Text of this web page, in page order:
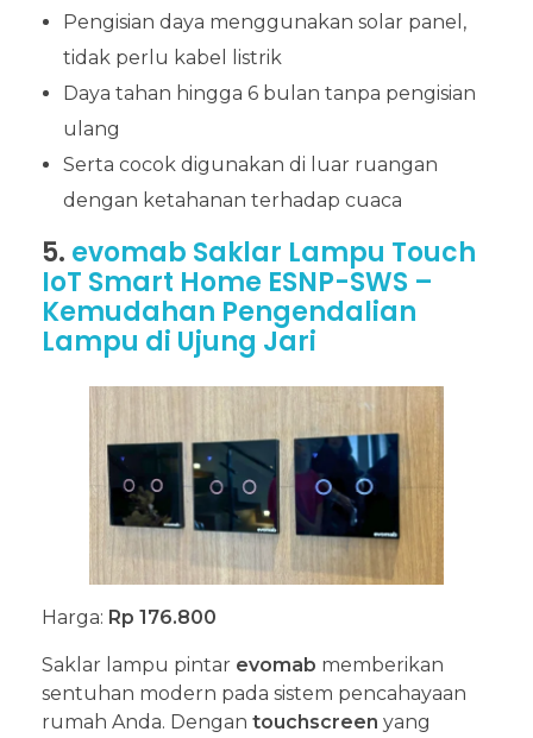
Pengisian daya menggunakan solar panel,
tidak perlu kabel listrik
Daya tahan hingga 6 bulan tanpa pengisian
ulang
Serta cocok digunakan di luar ruangan
dengan ketahanan terhadap cuaca
5. evomab Saklar Lampu Touch
IoT Smart Home ESNP-SWS –
Kemudahan Pengendalian
Lampu di Ujung Jari
Harga: Rp 176.800
Saklar lampu pintar evomab memberikan
sentuhan modern pada sistem pencahayaan
rumah Anda. Dengan touchscreen yang